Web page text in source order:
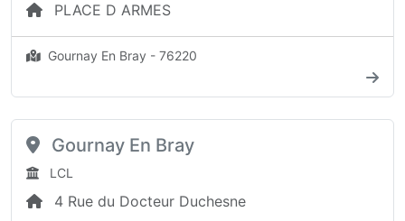
PLACE D ARMES
Gournay En Bray - 76220
Gournay En Bray
LCL
4 Rue du Docteur Duchesne